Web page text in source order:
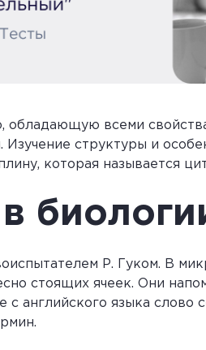
всеми
структуры и
которая называется
Р. Гуком. В
стоящих ячеек. Они
английского языка слово